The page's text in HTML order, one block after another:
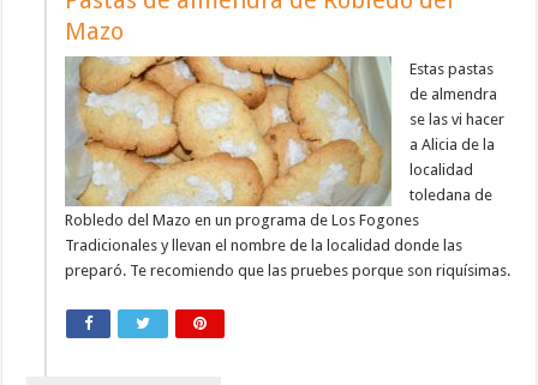
Mazo
Estas pastas
de almendra
se las vi hacer
a Alicia de la
localidad
toledana de
Robledo del Mazo en un programa de Los Fogones
Tradicionales y llevan el nombre de la localidad donde las
preparó. Te recomiendo que las pruebes porque son riquísimas.